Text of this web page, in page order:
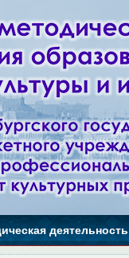
деятельность